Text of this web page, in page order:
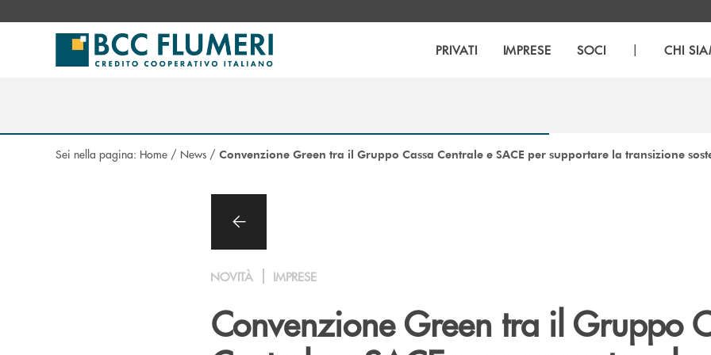
PRIVATI IMPRESE SOCI | CHI
Sei nella pagina: Home / News / Convenzione Green tra il Gruppo Cassa Centrale e SACE per supportare la transizione
NOVITÀ IMPRESE
Convenzione Green tra il Gruppo